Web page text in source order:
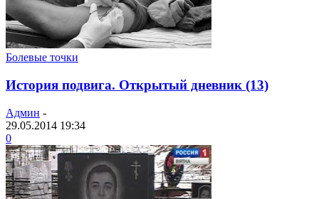
Болевые точки
История подвига. Открытый дневник (13)
Админ -
29.05.2014 19:34
0